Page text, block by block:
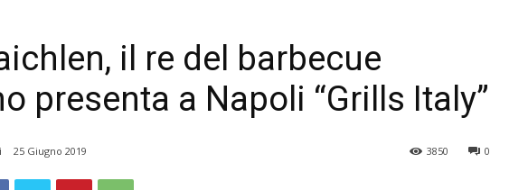
il re del barbecue
presenta a Napoli “Grills Italy”
25 Giugno 2019 0
3850